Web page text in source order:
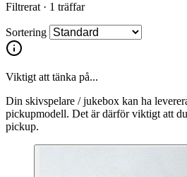
Filtrerat · 1 träffar
Sortering
Viktigt att tänka på...
Din skivspelare / jukebox kan ha
pickupmodell. Det är därför viktigt att
pickup.